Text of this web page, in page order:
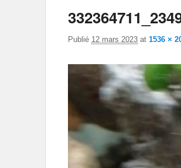
Publié 12 mars 2023 at 1536 ×